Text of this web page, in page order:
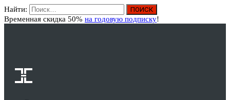
Найти:
Временная скидка 50% на годовую подписку!